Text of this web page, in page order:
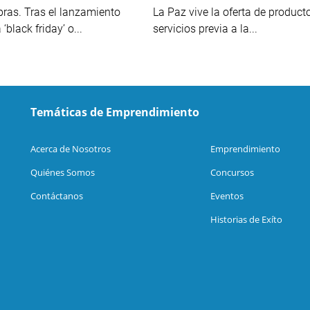
Tras el lanzamiento
friday’ o...
La Paz vive la oferta de
servicios previa a la...
Temáticas de Emprendimiento
Acerca de Nosotros
Quiénes Somos
Contáctanos
Emprendimiento
Concursos
Eventos
Historias de Exíto